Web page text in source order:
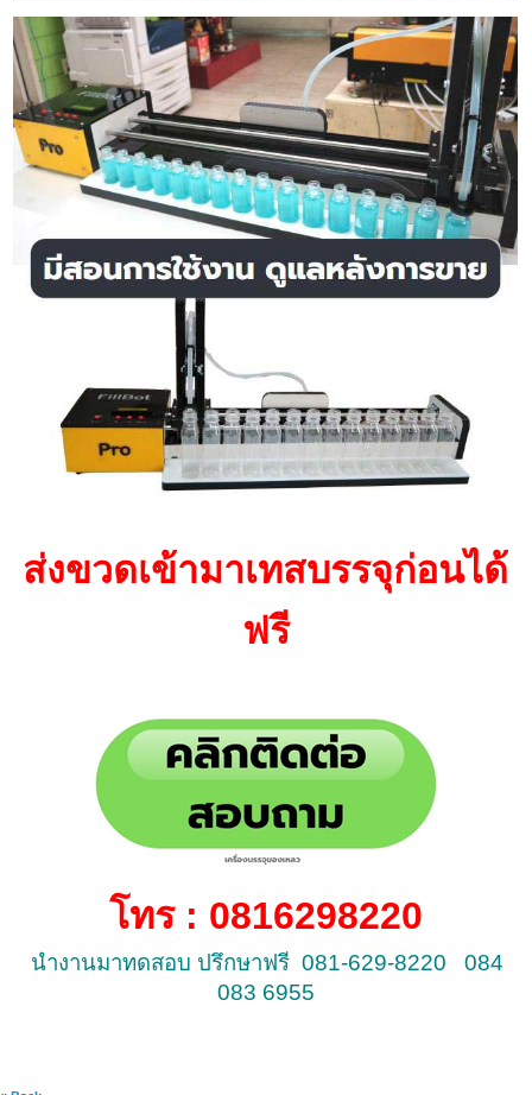
ส่งขวดเข้ามาเทสบรรจุก่อนได้
ฟรี
โทร : 0816298220
นำงานมาทดสอบ ปรึกษาฟรี 081-629-8220 084
083 6955